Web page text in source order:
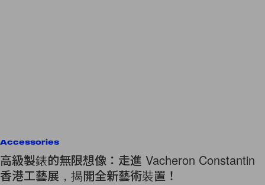
Accessories
高級製錶的無限想像：走進 Vacheron Constantin
香港工藝展，揭開全新藝術裝置！